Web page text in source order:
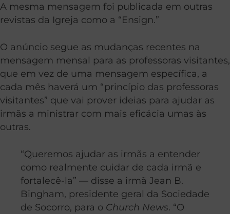
A mesma mensagem foi publicada em outras
revistas da Igreja como a “Ensign.”
O anúncio segue as mudanças recentes na
mensagem mensal para as professoras visitantes,
que em vez de uma mensagem específica, a
cada mês haverá um “princípio das professoras
visitantes” que vai prover ideias para ajudar as
irmãs a ministrar com mais eficácia umas às
outras.
“Queremos ajudar as irmãs a entender
como realmente cuidar de cada irmã e
fortalecê-la” — disse a irmã Jean B.
Bingham, presidente geral da Sociedade
de Socorro, para o Church News. “O